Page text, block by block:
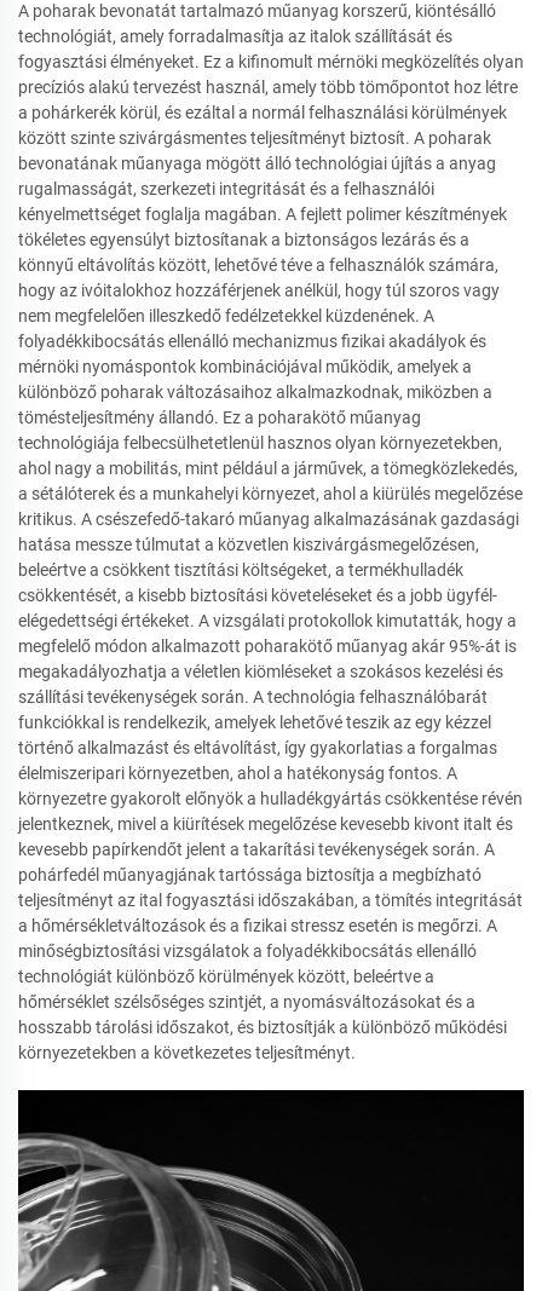
A poharak bevonatát tartalmazó műanyag korszerű, kiöntésálló
technológiát, amely forradalmasítja az italok szállítását és
fogyasztási élményeket. Ez a kifinomult mérnöki megközelítés olyan
precíziós alakú tervezést használ, amely több tömőpontot hoz létre
a pohárkerék körül, és ezáltal a normál felhasználási körülmények
között szinte szivárgásmentes teljesítményt biztosít. A poharak
bevonatának műanyaga mögött álló technológiai újítás a anyag
rugalmasságát, szerkezeti integritását és a felhasználói
kényelmettséget foglalja magában. A fejlett polimer készítmények
tökéletes egyensúlyt biztosítanak a biztonságos lezárás és a
könnyű eltávolítás között, lehetővé téve a felhasználók számára,
hogy az ivóitalokhoz hozzáférjenek anélkül, hogy túl szoros vagy
nem megfelelően illeszkedő fedélzetekkel küzdenének. A
folyadékkibocsátás ellenálló mechanizmus fizikai akadályok és
mérnöki nyomáspontok kombinációjával működik, amelyek a
különböző poharak változásaihoz alkalmazkodnak, miközben a
tömésteljesítmény állandó. Ez a poharakötő műanyag
technológiája felbecsülhetetlenül hasznos olyan környezetekben,
ahol nagy a mobilitás, mint például a járművek, a tömegközlekedés,
a sétálóterek és a munkahelyi környezet, ahol a kiürülés megelőzése
kritikus. A csészefedő-takaró műanyag alkalmazásának gazdasági
hatása messze túlmutat a közvetlen kiszivárgásmegelőzésen,
beleértve a csökkent tisztítási költségeket, a termékhulladék
csökkentését, a kisebb biztosítási követeléseket és a jobb ügyfél-
elégedettségi értékeket. A vizsgálati protokollok kimutatták, hogy a
megfelelő módon alkalmazott poharakötő műanyag akár 95%-át is
megakadályozhatja a véletlen kiömléseket a szokásos kezelési és
szállítási tevékenységek során. A technológia felhasználóbarát
funkciókkal is rendelkezik, amelyek lehetővé teszik az egy kézzel
történő alkalmazást és eltávolítást, így gyakorlatias a forgalmas
élelmiszeripari környezetben, ahol a hatékonyság fontos. A
környezetre gyakorolt előnyök a hulladékgyártás csökkentése révén
jelentkeznek, mivel a kiürítések megelőzése kevesebb kivont italt és
kevesebb papírkendőt jelent a takarítási tevékenységek során. A
pohárfedél műanyagjának tartóssága biztosítja a megbízható
teljesítményt az ital fogyasztási időszakában, a tömítés integritását
a hőmérsékletváltozások és a fizikai stressz esetén is megőrzi. A
minőségbiztosítási vizsgálatok a folyadékkibocsátás ellenálló
technológiát különböző körülmények között, beleértve a
hőmérséklet szélsőséges szintjét, a nyomásváltozásokat és a
hosszabb tárolási időszakot, és biztosítják a különböző működési
környezetekben a következetes teljesítményt.